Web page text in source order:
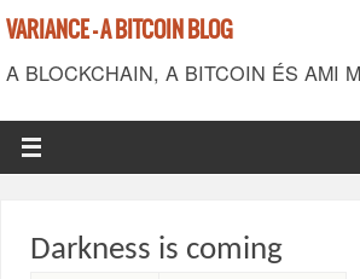
VARIANCE - A BITCOIN BLOG
A BLOCKCHAIN, A BITCOIN ÉS AMI
Darkness is coming